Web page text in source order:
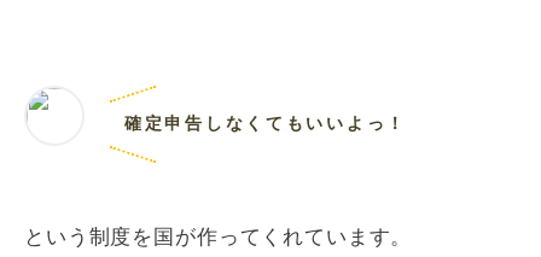
確定申告しなくてもいいよっ！
という制度を国が作ってくれています。